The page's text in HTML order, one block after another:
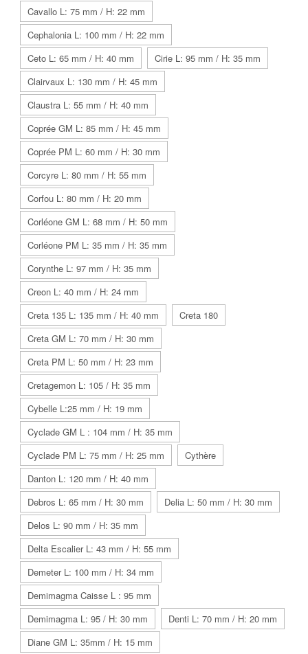
Cavallo L: 75 mm / H: 22 mm
Cephalonia L: 100 mm / H: 22 mm
Ceto L: 65 mm / H: 40 mm
Cirie L: 95 mm / H: 35 mm
Clairvaux L: 130 mm / H: 45 mm
Claustra L: 55 mm / H: 40 mm
Coprée GM L: 85 mm / H: 45 mm
Coprée PM L: 60 mm / H: 30 mm
Corcyre L: 80 mm / H: 55 mm
Corfou L: 80 mm / H: 20 mm
Corléone GM L: 68 mm / H: 50 mm
Corléone PM L: 35 mm / H: 35 mm
Corynthe L: 97 mm / H: 35 mm
Creon L: 40 mm / H: 24 mm
Creta 135 L: 135 mm / H: 40 mm
Creta 180
Creta GM L: 70 mm / H: 30 mm
Creta PM L: 50 mm / H: 23 mm
Cretagemon L: 105 / H: 35 mm
Cybelle L:25 mm / H: 19 mm
Cyclade GM L : 104 mm / H: 35 mm
Cyclade PM L: 75 mm / H: 25 mm
Cythère
Danton L: 120 mm / H: 40 mm
Debros L: 65 mm / H: 30 mm
Delia L: 50 mm / H: 30 mm
Delos L: 90 mm / H: 35 mm
Delta Escalier L: 43 mm / H: 55 mm
Demeter L: 100 mm / H: 34 mm
Demimagma Caisse L : 95 mm
Demimagma L: 95 / H: 30 mm
Denti L: 70 mm / H: 20 mm
Diane GM L: 35mm / H: 15 mm